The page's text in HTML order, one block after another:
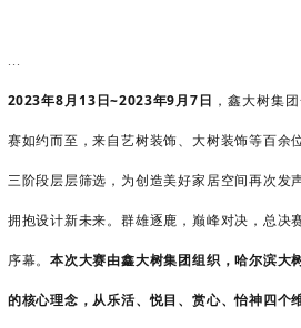
2023年8月13日~2023年9月7日 ，鑫大树集团
赛如约而至，来自艺树装饰、大树装饰等百余
三阶段层层筛选，为创造美好家居空间再次发
拥抱设计新未来。群雄逐鹿，巅峰对决，总决
序幕。本次大赛由鑫大树集团组织，哈尔滨大
的核心理念，从乐活、悦目、赏心、怡神四个